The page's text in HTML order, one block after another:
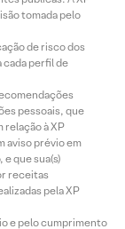
tomada pelo
de risco dos
cada perfil de
pessoais, que
relação à XP
aviso prévio em
que sua(s)
receitas
pela XP
e pelo cumprimento